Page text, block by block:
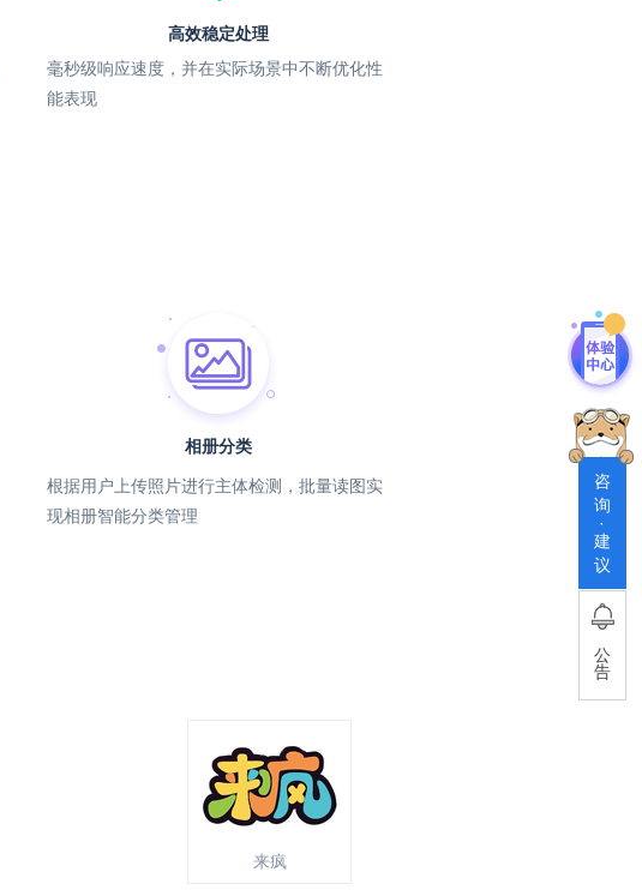
咨
询
·
建
议
公
告
高效稳定处理
毫秒级响应速度，并在实际场景中不断优化性
能表现
相册分类
根据用户上传照片进行主体检测，批量读图实
现相册智能分类管理
来疯